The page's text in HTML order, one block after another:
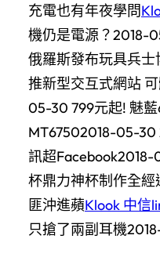
充電也有年夜學問
機仍是電源？2018-
俄羅斯發布玩具兵
推新型交互式網站
05-30 799元起! 魅
MT67502018-05-30
訊超
杯鼎力神杯制作全
匪沖進蘋Klook 中信
只搶了兩副耳機